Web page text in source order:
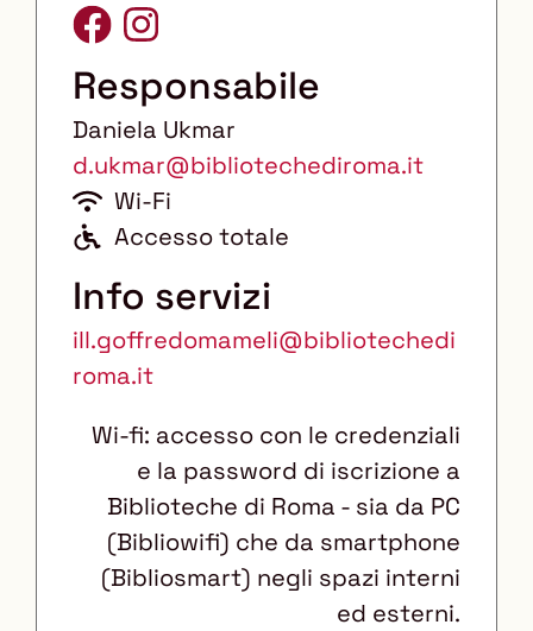
Responsabile
Daniela Ukmar
d.ukmar@bibliotechediroma.it
Wi-Fi
A
c
e
s
o
i
s
a
Accesso totale
Info servizi
ill.goffredomameli@bibliotechedi
roma.it
Wi-fi: accesso con le credenziali
e la password di iscrizione a
Biblioteche di Roma - sia da PC
(Bibliowifi) che da smartphone
(Bibliosmart) negli spazi interni
ed esterni.